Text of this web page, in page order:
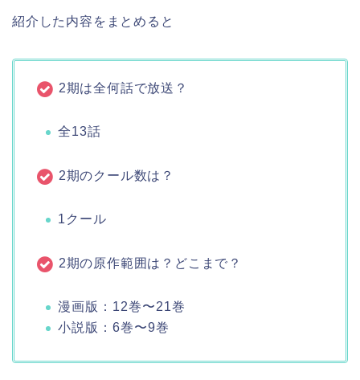
紹介した内容をまとめると
2期は全何話で放送？
全13話
2期のクール数は？
1クール
2期の原作範囲は？どこまで？
漫画版：12巻〜21巻
小説版：6巻〜9巻